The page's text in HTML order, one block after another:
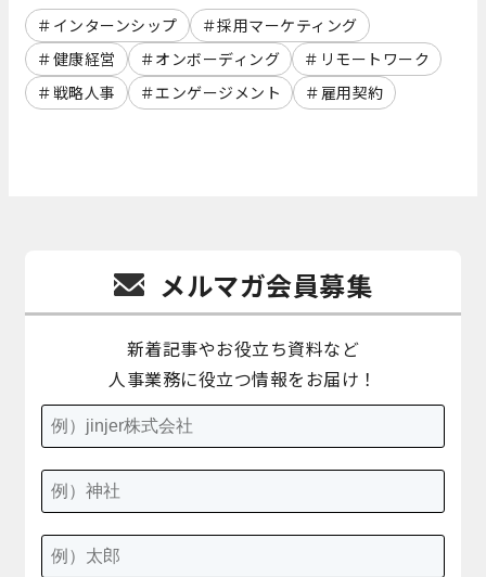
インターンシップ
採用マーケティング
健康経営
オンボーディング
リモートワーク
戦略人事
エンゲージメント 雇用契約
メルマガ会員募集
新着記事やお役立ち資料など
人事業務に役立つ情報をお届け！